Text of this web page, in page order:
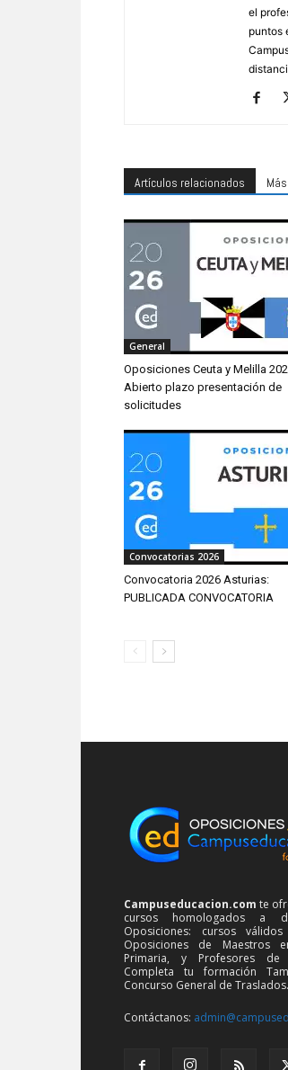
el
puntos
Artículos relacionados
General
Oposiciones Ceuta y Melilla
Abierto plazo presentación de
solicitudes
Convocatorias 2026
Convocatoria 2026 Asturias:
PUBLICADA CONVOCATORIA
Campuseducacion.com te
cursos homologados a
Oposiciones: cursos
Oposiciones de Maestros
Primaria, y Profesores de
Completa tu formación
Concurso General de Traslados.
Contáctanos: